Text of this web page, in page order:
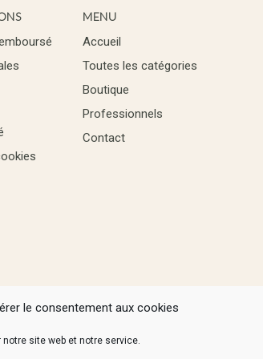
le consentement aux cookies
site web et notre service.
MENU
Accueil
Toutes les catégories
Boutique
Professionnels
Contact